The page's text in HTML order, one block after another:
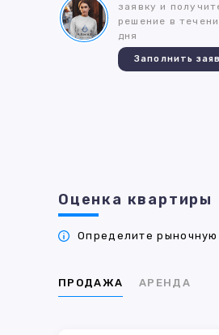
заявку и
решение в
дня
Заполнить
Оценка квартиры
Определите рыночную
ПРОДАЖА АРЕНДА